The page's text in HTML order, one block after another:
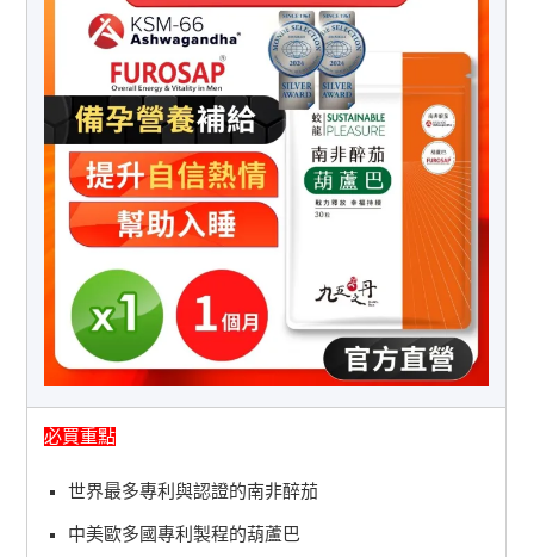
必買重點
世界最多專利與認證的南非醉茄
中美歐多國專利製程的葫蘆巴